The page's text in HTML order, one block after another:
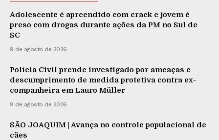
Adolescente é apreendido com crack e jovem é
preso com drogas durante ações da PM no Sul de
SC
9 de agosto de 2026
Polícia Civil prende investigado por ameaças e
descumprimento de medida protetiva contra ex-
companheira em Lauro Müller
9 de agosto de 2026
SÃO JOAQUIM | Avança no controle populacional de
cães